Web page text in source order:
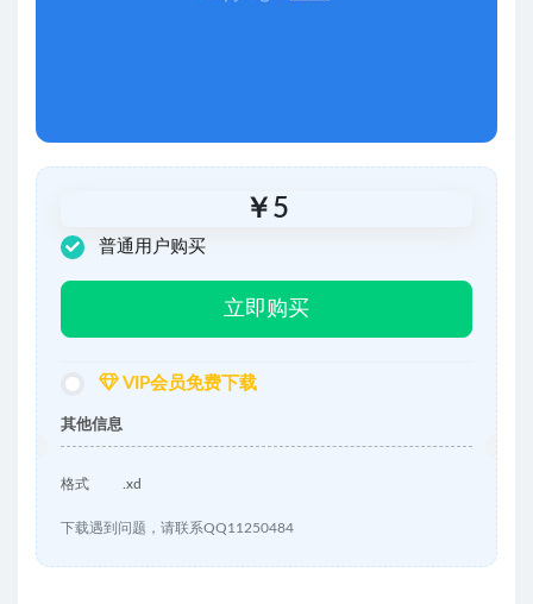
￥ 5
普通用户购买
立即购买
VIP会员免费下载
其他信息
格式 .xd
下载遇到问题，请联系QQ11250484